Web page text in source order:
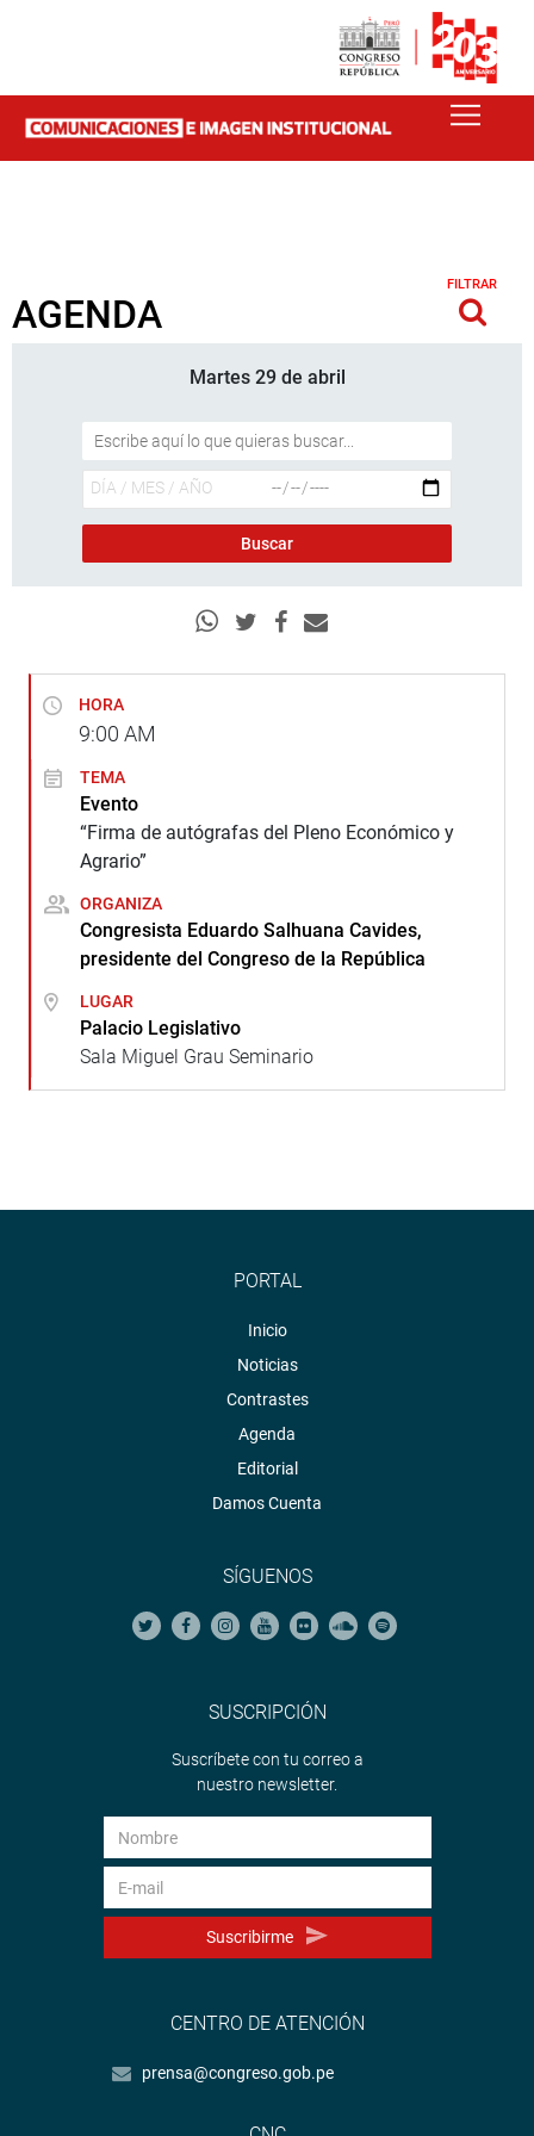
AGENDA
FILTRAR
Martes 29 de abril
HORA
9:00 AM
TEMA
Evento
“Firma de autógrafas del Pleno Económico y
Agrario”
ORGANIZA
Congresista Eduardo Salhuana Cavides,
presidente del Congreso de la República
LUGAR
Palacio Legislativo
Sala Miguel Grau Seminario
PORTAL
Inicio
Noticias
Contrastes
Agenda
Editorial
Damos Cuenta
SÍGUENOS
SUSCRIPCIÓN
Suscríbete con tu correo a
nuestro newsletter.
Suscribirme
CENTRO DE ATENCIÓN
prensa@congreso.gob.pe